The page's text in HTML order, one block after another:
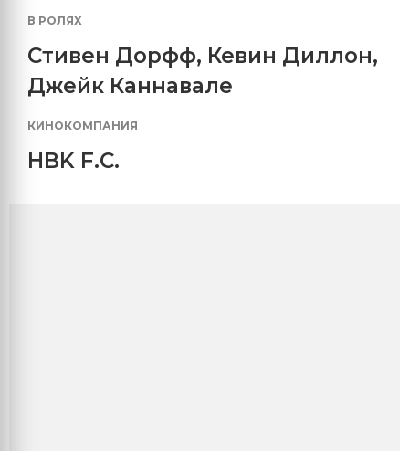
В РОЛЯХ
Стивен Дорфф, Кевин Диллон,
Джейк Каннавале
КИНОКОМПАНИЯ
HBK F.C.